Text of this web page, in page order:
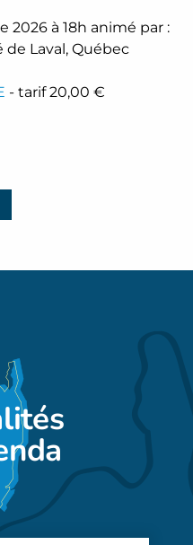
2026 à 18h animé par :
de Laval, Québec
- tarif 20,00 €